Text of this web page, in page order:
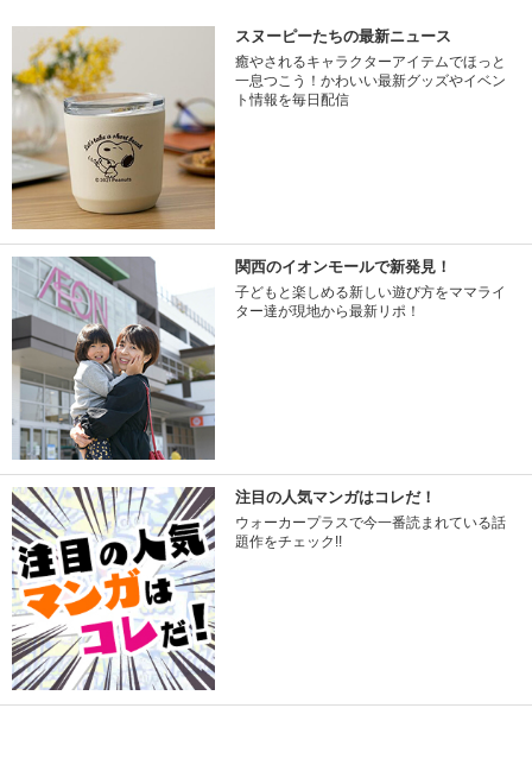
スヌーピーたちの最新ニュース
癒やされるキャラクターアイテムでほっと
一息つこう！かわいい最新グッズやイベン
ト情報を毎日配信
関西のイオンモールで新発見！
子どもと楽しめる新しい遊び方をママライ
ター達が現地から最新リポ！
注目の人気マンガはコレだ！
ウォーカープラスで今一番読まれている話
題作をチェック!!